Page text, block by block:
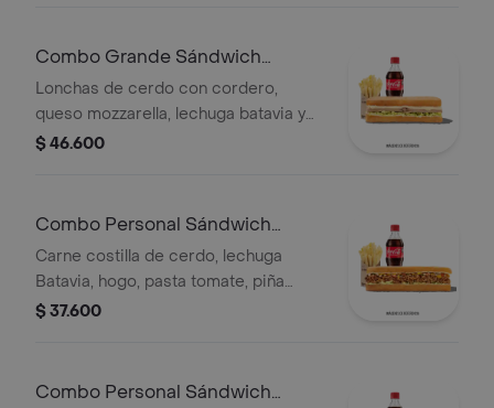
Combo Grande Sándwich
Cordero
Lonchas de cerdo con cordero,
queso mozzarella, lechuga batavia y
salsa Qbano
$ 46.600
Combo Personal Sándwich
Pastor
Carne costilla de cerdo, lechuga
Batavia, hogo, pasta tomate, piña
calada asada, cebolla blanca, cilantro,
$ 37.600
Combo Personal Sándwich